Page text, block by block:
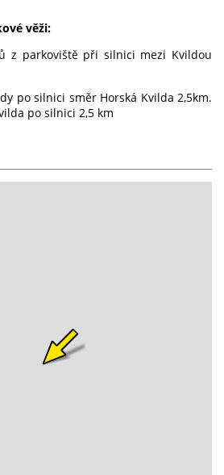
věži:
z parkoviště při silnici mezi Kvildou
po silnici směr Horská Kvilda 2,5km.
po silnici 2,5 km